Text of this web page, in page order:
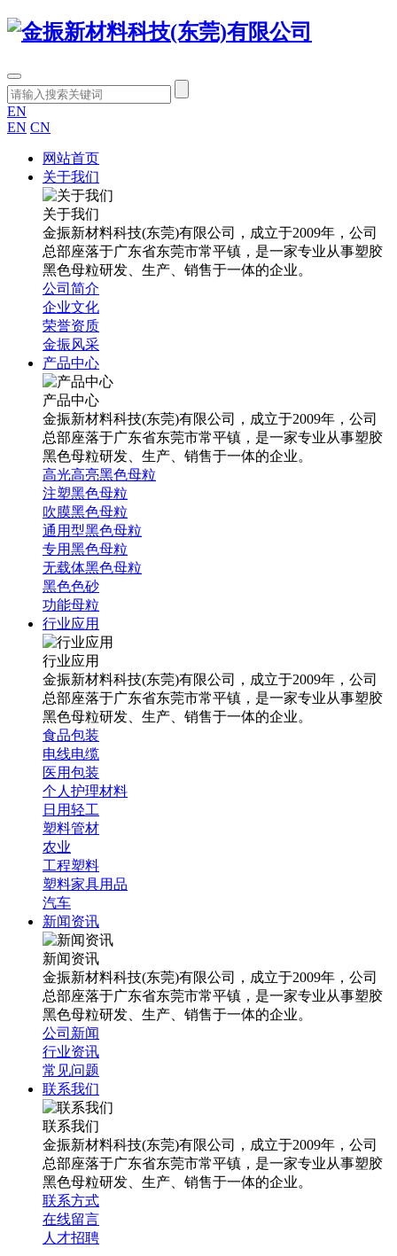
EN
EN CN
网站首页
关于我们
关于我们
金振新材料科技(东莞)有限公司，成立于2009年，公司
总部座落于广东省东莞市常平镇，是一家专业从事塑胶
黑色母粒研发、生产、销售于一体的企业。
公司简介
企业文化
荣誉资质
金振风采
产品中心
产品中心
金振新材料科技(东莞)有限公司，成立于2009年，公司
总部座落于广东省东莞市常平镇，是一家专业从事塑胶
黑色母粒研发、生产、销售于一体的企业。
高光高亮黑色母粒
注塑黑色母粒
吹膜黑色母粒
通用型黑色母粒
专用黑色母粒
无载体黑色母粒
黑色色砂
功能母粒
行业应用
行业应用
金振新材料科技(东莞)有限公司，成立于2009年，公司
总部座落于广东省东莞市常平镇，是一家专业从事塑胶
黑色母粒研发、生产、销售于一体的企业。
食品包装
电线电缆
医用包装
个人护理材料
日用轻工
塑料管材
农业
工程塑料
塑料家具用品
汽车
新闻资讯
新闻资讯
金振新材料科技(东莞)有限公司，成立于2009年，公司
总部座落于广东省东莞市常平镇，是一家专业从事塑胶
黑色母粒研发、生产、销售于一体的企业。
公司新闻
行业资讯
常见问题
联系我们
联系我们
金振新材料科技(东莞)有限公司，成立于2009年，公司
总部座落于广东省东莞市常平镇，是一家专业从事塑胶
黑色母粒研发、生产、销售于一体的企业。
联系方式
在线留言
人才招聘